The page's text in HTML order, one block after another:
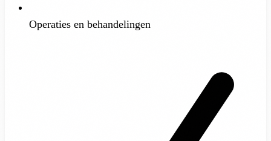
Operaties en behandelingen